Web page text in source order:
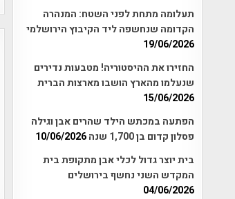
תעלומה מתחת לפני השטח: המנהרה
הקדומה שנחשפה ליד הקיבוץ הירושלמי
19/06/2026
החזירו את ההיסטוריה! מטבעות נדירים
שנעלמו מהארץ הושבו מארצות הברית
15/06/2026
הפתעה במכתש הילד שהרים אבן וגילה
פסלון קדום בן 1,700 שנה
10/06/2026
בית יוצר גדול לכלי אבן מתקופת בית
המקדש השני נחשף בירושלים
04/06/2026